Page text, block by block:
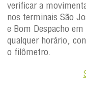
verificar a
nos terminais São
e Bom Despacho em
qualquer horário,
o filômetro.